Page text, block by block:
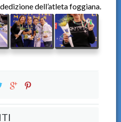
dell’atleta foggiana.